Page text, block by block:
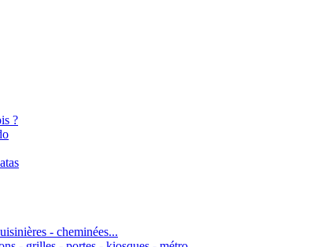
?
- cheminées...